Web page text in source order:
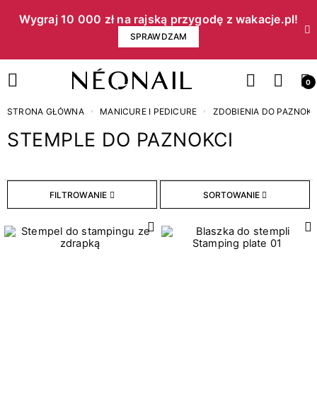
Wygraj 10 000 zł na rajską przygodę z wakacje.pl!​
SPRAWDZAM
0
zł zł
STRONA GŁÓWNA MANICURE I PEDICURE ZDOBIENIA DO
STEMPLE DO PAZNOKCI
FILTROWANIE SORTOWANIE